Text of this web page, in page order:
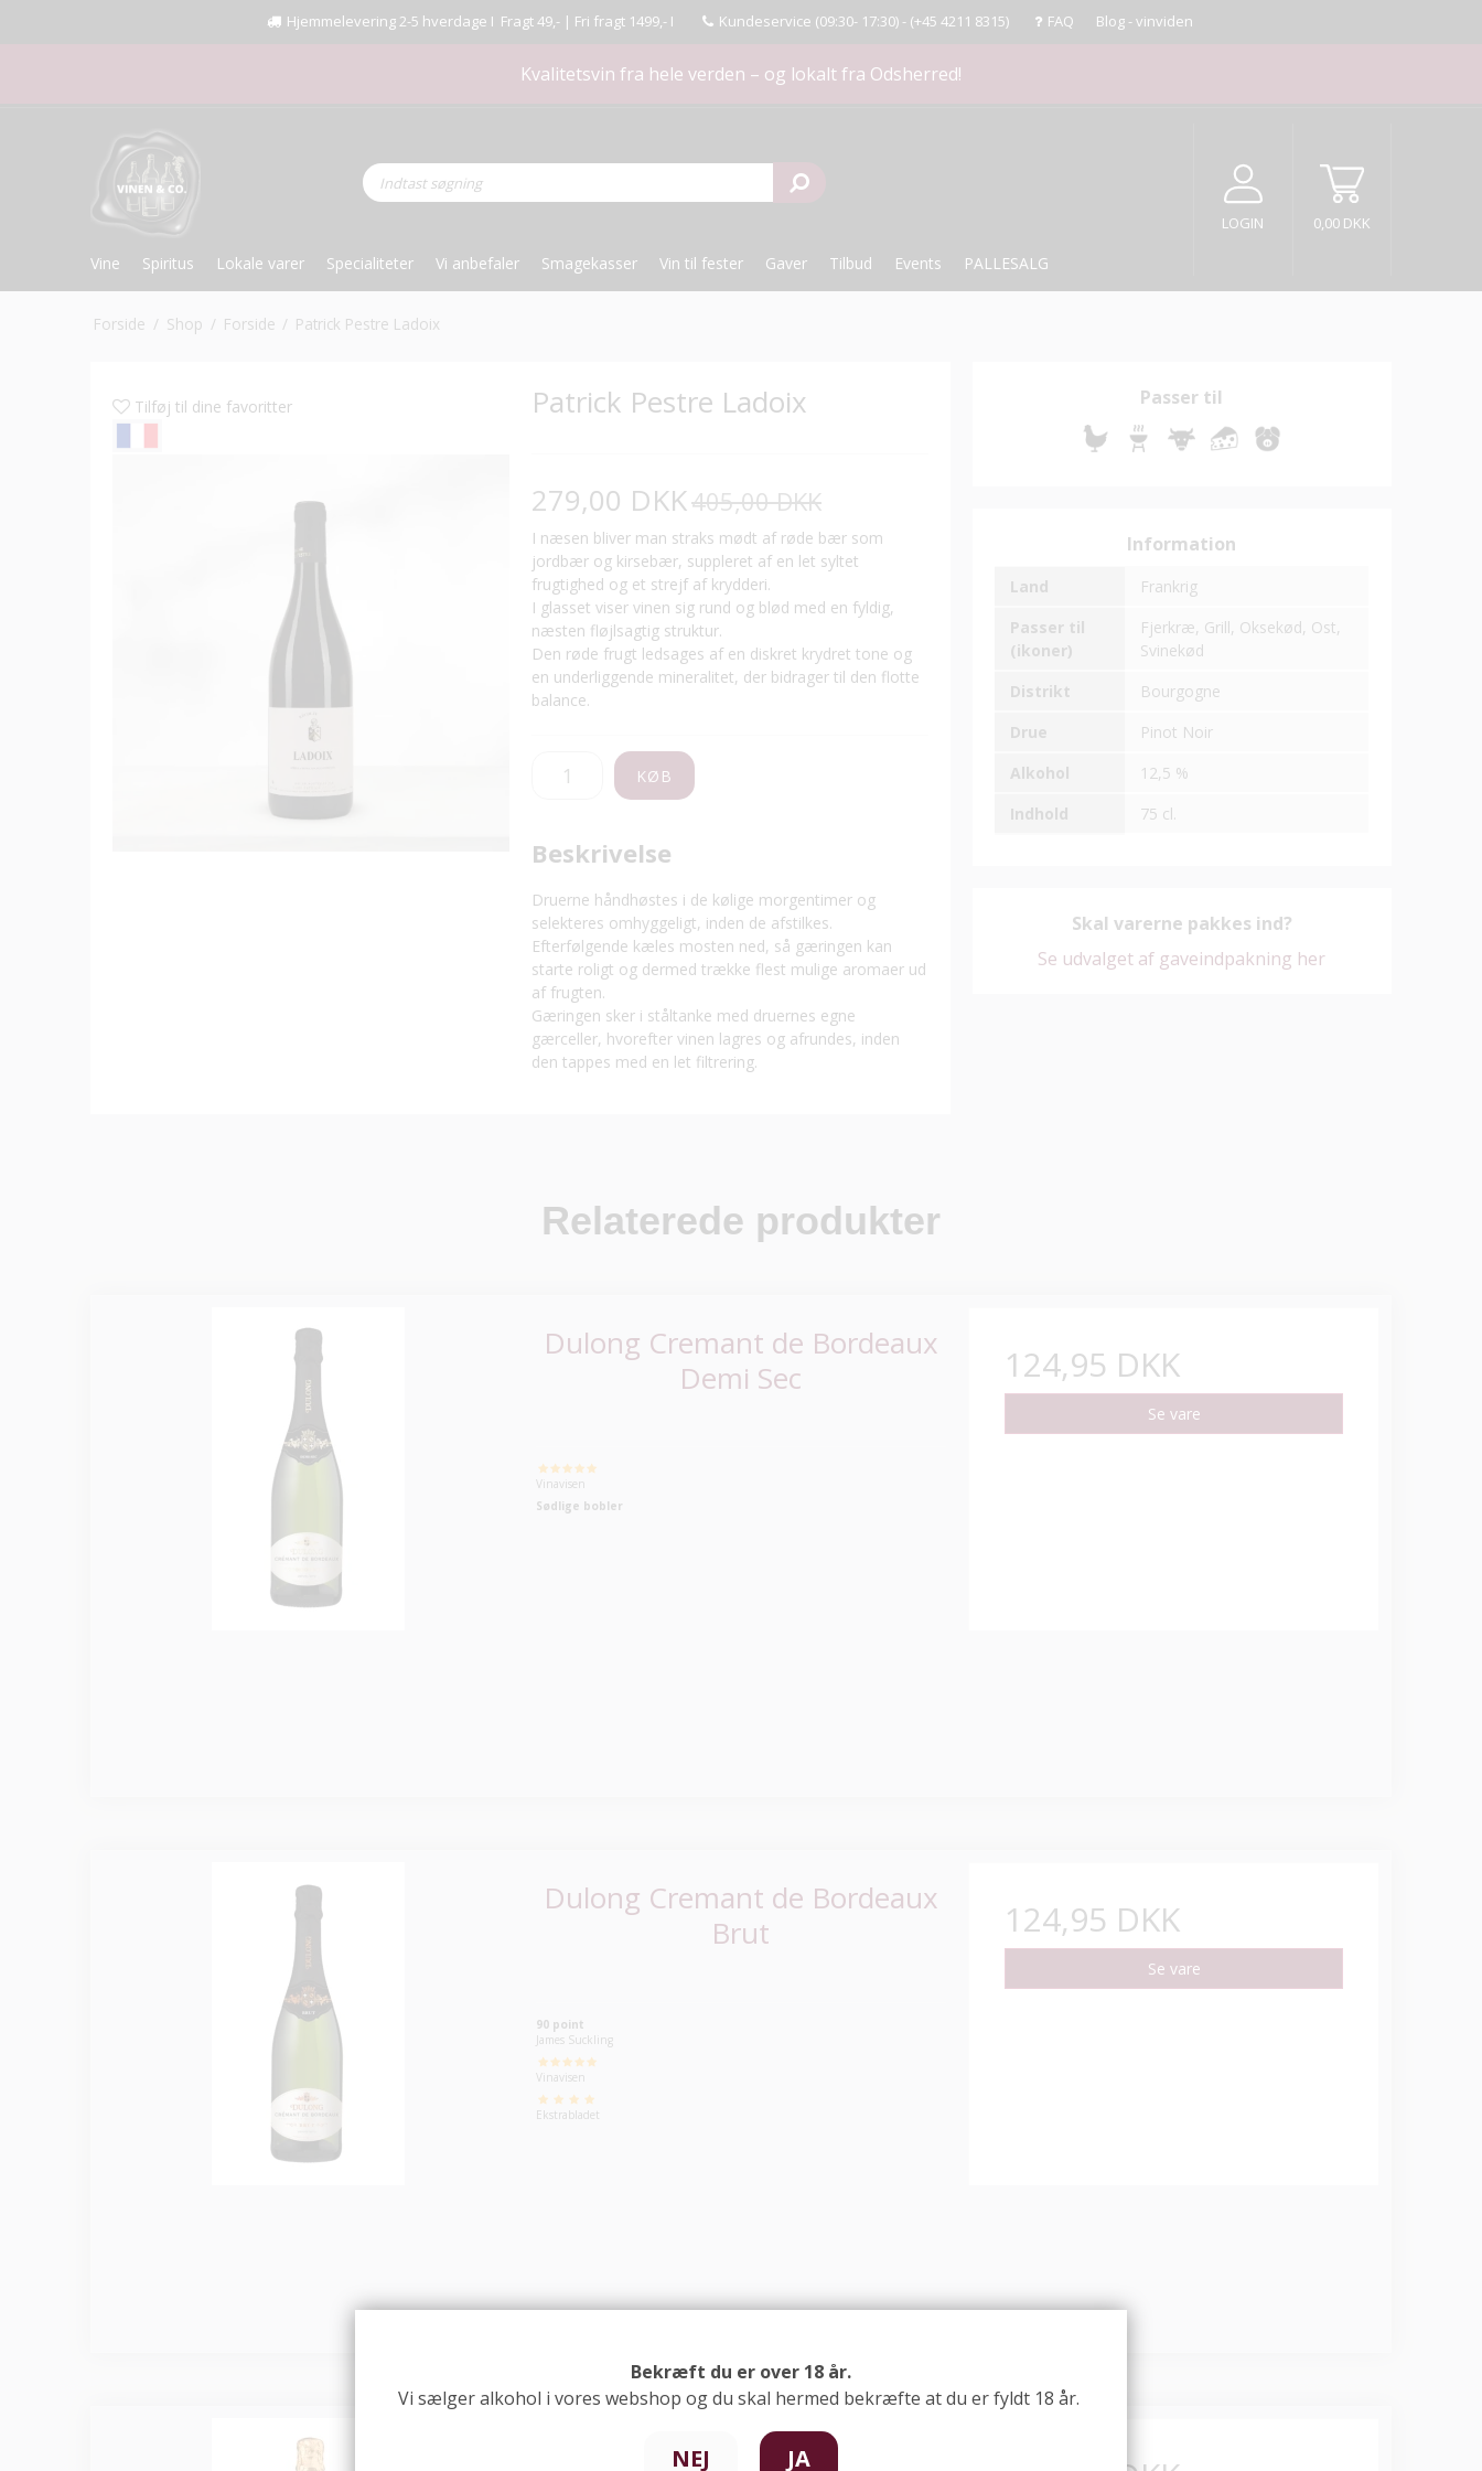
Hjemmelevering 2-5 hverdage I Fragt 49,- | Fri fragt 1499,- I Kundeservice (09:30- 17:30) - (+45 4211 8315) FAQ Blog - vinviden
Kvalitetsvin fra hele verden – og lokalt fra Odsherred!
Vine Spiritus Lokale varer Specialiteter Vi anbefaler Smagekasser Vin til fester Gaver Tilbud Events PALLESALG
LOGIN 0,00 DKK
Forside / Shop / Forside / Patrick Pestre Ladoix
Tilføj til dine favoritter Patrick Pestre Ladoix
279,00 DKK405,00 DKK
I næsen bliver man straks mødt af røde bær som
jordbær og kirsebær, suppleret af en let syltet
frugtighed og et strejf af krydderi.
I glasset viser vinen sig rund og blød med en fyldig,
næsten fløjlsagtig struktur.
Den røde frugt ledsages af en diskret krydret tone og
en underliggende mineralitet, der bidrager til den flotte
balance.
KØB
Beskrivelse
Druerne håndhøstes i de kølige morgentimer og
selekteres omhyggeligt, inden de afstilkes.
Efterfølgende kæles mosten ned, så gæringen kan
starte roligt og dermed trække flest mulige aromaer ud
af frugten.
Gæringen sker i ståltanke med druernes egne
gærceller, hvorefter vinen lagres og afrundes, inden
den tappes med en let filtrering.
Passer til
Information
Land
Frankrig
Passer til
(ikoner)
Fjerkræ, Grill, Oksekød, Ost,
Svinekød
Distrikt
Bourgogne
Drue
Pinot Noir
Alkohol
12,5 %
Indhold
75 cl.
Skal varerne pakkes ind?
Se udvalget af gaveindpakning her
Relaterede produkter
Dulong Cremant de Bordeaux
Demi Sec
Vinavisen
Sødlige bobler
124,95 DKK
Se vare
Dulong Cremant de Bordeaux
Brut
90 point
James Suckling
Vinavisen
Ekstrabladet
124,95 DKK
Se vare
Moillard Cremant de
Bekræft du er over 18 år.
Vi sælger alkohol i vores webshop og du skal hermed bekræfte at du er fyldt 18 år.
NEJ JA